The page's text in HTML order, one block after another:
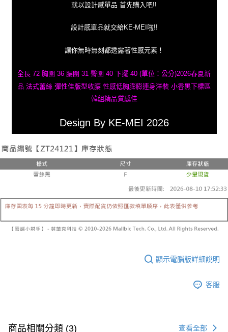
就以設計感單品 首先購入吧!!
設計感單品就交給KE-MEI啦!!
讓你無時無刻都透露著性感元素！
全長 72 胸圍 36 腰圍 31 臀圍 40 下擺 40 (單位：公分)2026春夏新
品 法式蕾絲 彈性佳版型收腰 性感低胸膨膨連身洋裝 小香黑下標區
韓組精品質感佳
Design By KE-MEI 2026
顯示電腦版詳細說明
客服
商品相關分類 (3) 查看全部